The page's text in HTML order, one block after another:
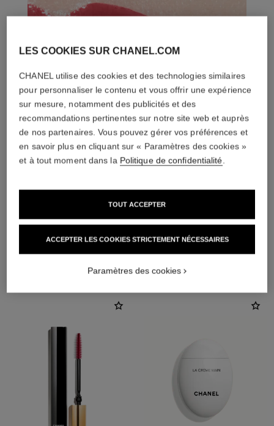
L'ACCORD PARFAIT
LES COOKIES SUR CHANEL.COM
CHANEL utilise des cookies et des technologies similaires
pour personnaliser le contenu et vous offrir une expérience
sur mesure, notamment des publicités et des
recommandations pertinentes sur notre site web et auprès
de nos partenaires. Vous pouvez gérer vos préférences et
en savoir plus en cliquant sur « Paramètres des cookies »
et à tout moment dans la Politique de confidentialité.
ACCEPTER LES COOKIES STRICTEMENT NÉCESSAIRES
TOUT ACCEPTER
Paramètres des cookies